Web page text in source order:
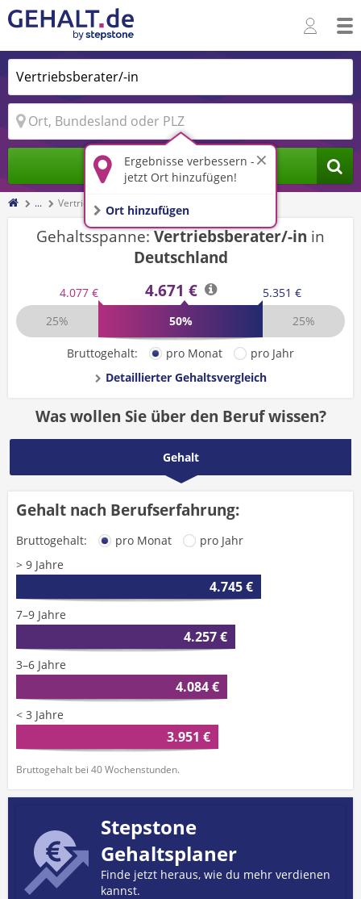
Ergebnisse verbessern -
jetzt Ort hinzufügen!
Ort hinzufügen
Jobs finden
... Vertriebsberater/-in
Gehaltsspanne:Vertriebsberater/-in in
Deutschland
4.077 € 4.671 €
5.351 €
25%
50% 25%
Bruttogehalt: pro Monat
pro Jahr
Detaillierter Gehaltsvergleich
Was wollen Sie über den Beruf wissen?
Gehalt
Gehalt nach Berufserfahrung:
Bruttogehalt: pro Monat
pro Jahr
> 9 Jahre
4.745 €
7–9 Jahre
4.257 €
3–6 Jahre
4.084 €
< 3 Jahre
3.951 €
Bruttogehalt bei 40 Wochenstunden.
Stepstone
Gehaltsplaner
Finde jetzt heraus, wie du mehr verdienen
kannst.